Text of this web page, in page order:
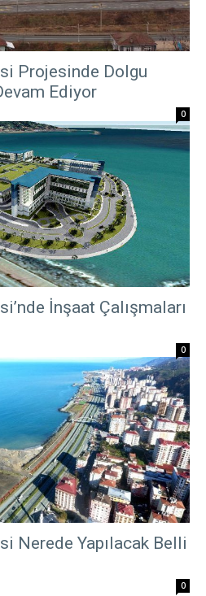
Projesinde Dolgu
Ediyor
0
İnşaat Çalışmaları
0
Nerede Yapılacak Belli
0